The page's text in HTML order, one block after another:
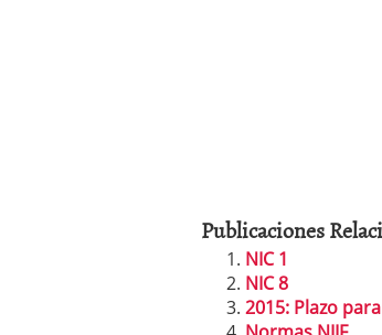
Publicaciones
NIC 1
NIC 8
2015: Plazo